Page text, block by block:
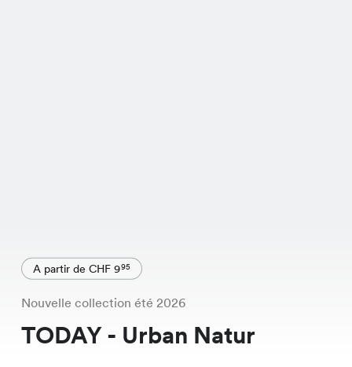
A partir de CHF 995
Nouvelle collection été 2026
TODAY - Urban Natur